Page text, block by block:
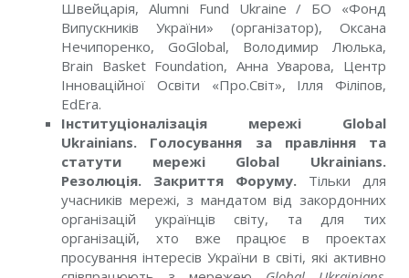
Швейцарія, Alumni Fund Ukraine / БО «Фонд
Випускників України» (oрганізатор), Оксана
Нечипоренко, GoGlobal, Володимир Люлька,
Brain Basket Foundation, Анна Уварова, Центр
Інноваційної Освіти «Про.Світ», Ілля Філіпов,
EdEra.
Інституціоналізація мережі Global
Ukrainians. Голосування за правління та
статути мережі Global Ukrainians.
Резолюція. Закриття Форуму.
Тільки для
учасників мережі, з мандатом від закордонних
організацій українців світу, та для тих
організацій, хто вже працює в проектах
просування інтересів України в світі, які активно